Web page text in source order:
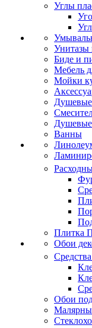
Углы
Унитазы
Биде и
Мебель
Мойки
Душевые
Ванны
Плитка
Обои
Обои